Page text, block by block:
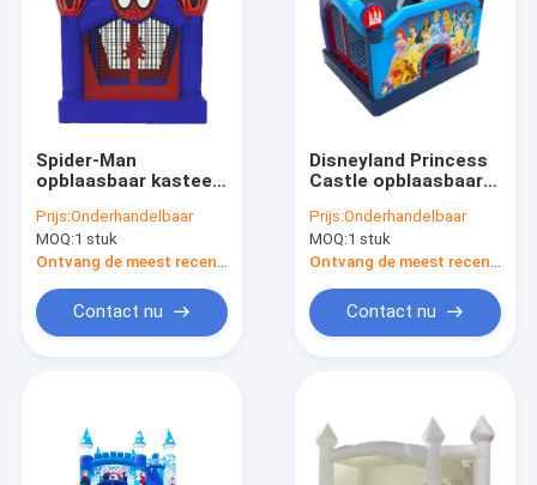
Spider-Man
opblaasbaar kasteel
pretpark speeltuin
Prijs:Onderhandelbaar
MOQ:1 stuk
Ontvang de meest recente Prijs
Contact nu
Disneyland Princess
Castle opblaasbaar
kinderen
Prijs:Onderhandelbaar
MOQ:1 stuk
Ontvang de meest recente Prijs
Contact nu